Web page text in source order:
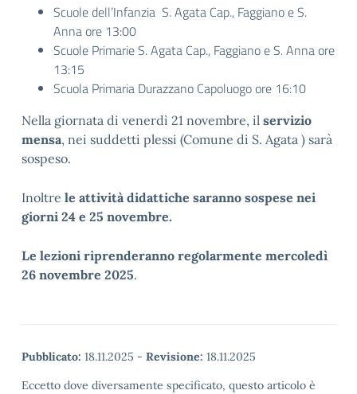
Scuole dell’Infanzia S. Agata Cap., Faggiano e S.
Anna ore 13:00
Scuole Primarie S. Agata Cap., Faggiano e S. Anna ore
13:15
Scuola Primaria Durazzano Capoluogo ore 16:10
Nella giornata di venerdì 21 novembre, il servizio
mensa, nei suddetti plessi (Comune di S. Agata ) sarà
sospeso.
Inoltre le attività didattiche saranno sospese nei
giorni 24 e 25 novembre.
Le lezioni riprenderanno regolarmente mercoledì
26 novembre 2025.
Pubblicato: 18.11.2025 - Revisione: 18.11.2025
Eccetto dove diversamente specificato, questo articolo è